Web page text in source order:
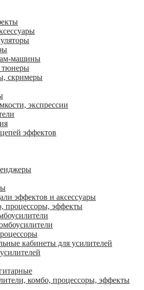
машины
тюнеры
скримеры
экспрессии
эффектов
эффектов и аксессуары
процессоры, эффекты
кабинеты для усилителей
комбо, процессоры, эффекты